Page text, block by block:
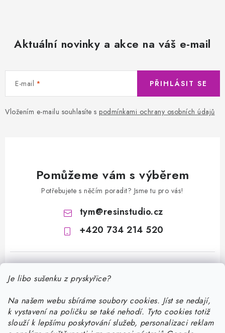
Je libo sušenku z pryskyřice?
Na našem webu sbíráme soubory cookies. Jíst se nedají,
k vystavení na poličku se také nehodí. Tyto cookies totiž
slouží k lepšímu poskytování služeb, personalizaci reklam
Aktuální novinky a akce na váš e-mail
E-mail
Vložením e-mailu souhlasíte s podmínkami ochrany osobních údajů
PŘIHLÁSIT SE
Pomůžeme vám s výběrem
Potřebujete s něčím poradit? Jsme tu pro vás!
tym@resinstudio.cz
+420 734 214 520